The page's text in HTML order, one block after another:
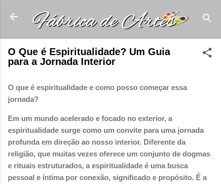
Pular para o conteúdo principal
O Que é Espiritualidade? Um Guia
para a Jornada Interior
O que é espiritualidade e como posso começar essa
jornada?
Em um mundo acelerado e focado no exterior, a
espiritualidade surge como um convite para uma jornada
profunda em direção ao nosso interior. Diferente da
religião, que muitas vezes oferece um conjunto de dogmas
e rituais estruturados, a espiritualidade é uma busca
pessoal e íntima por conexão, significado e propósito. É a